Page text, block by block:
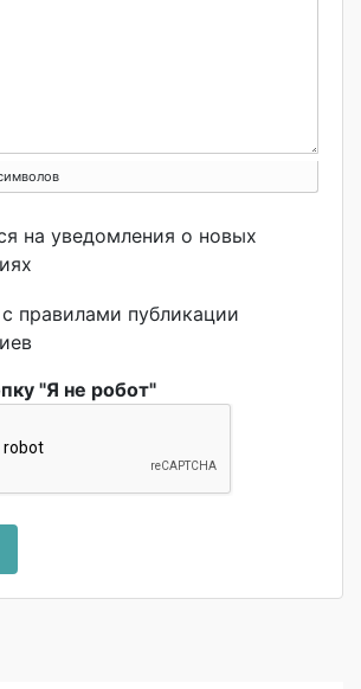
на уведомления о новых
правилами публикации
"Я не робот"